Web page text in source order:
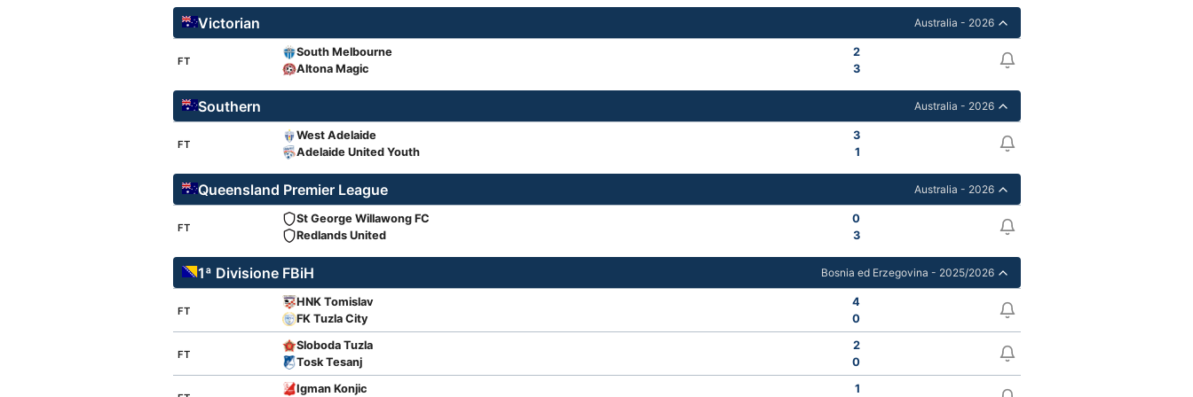
Victorian Australia - 2026
FT
South Melbourne
2
Altona Magic
3
Southern Australia - 2026
FT
West Adelaide
3
Adelaide United Youth
1
Queensland Premier League Australia - 2026
FT
St George Willawong FC
0
Redlands United
3
1ª Divisione FBiH Bosnia ed Erzegovina - 2025/2026
FT
HNK Tomislav
4
FK Tuzla City
0
FT
Sloboda Tuzla
2
Tosk Tesanj
0
Igman Konjic 1